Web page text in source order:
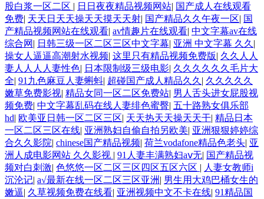
股白浆一区二区 | 日日夜夜精品视频网站| 国产成人在线观看
免费| 天天日天天操天天摸天天射| 国产精品久久午夜一区| 国
产精品视频网站在线观看| av情趣片在线观看| 中文字幕av在线
综合网 | 日韩三级一区二区三区中文字幕| 亚洲 中文字幕 久久 |
操女人逼逼高潮射水视频| 这里只有精品视频免费版| 久久人人
妻人人人人妻性色| 日本限制级三级电影| 久久久久久久毛片大
全| 91九色麻豆人妻蝌蚪| 超碰国产成人精品久久 | 久久久久久
嫩草免费影视| 精品女同一区二区免费站| 男人舌头进女屁股视
频免费| 中文字幕乱码在线人妻绯色蜜臀| 五十路熟女俱乐部
hd| 欧美亚日韩一区二区三区| 天天热天天操天天干| 精品日本
一区二区三区在线| 亚洲熟妇自偷自拍另欧美| 亚洲狠狠婷婷综
合久久影院| chinese国产精品视频| 荷兰vodafone精品色老头| 亚
洲人成电影网站 久久影视 | 91人妻丰满熟妇aⅴ无| 国产精品视
频对白刺激| 色悠悠一区二区三区四区五区六区 | 人妻女教师i
沉沦记| a√最新在线一区二区三区亚洲 | 男生用大鸡巴桶女生的
嫩逼| 久草视频免费在线看| 亚洲视频中文不卡在线| 91精品国